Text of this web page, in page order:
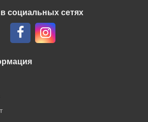
социальных сетях